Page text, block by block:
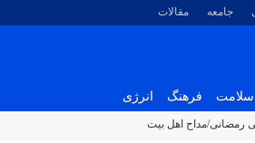
جامعه مقالات
سلامت فرهنگ انرژی
رمضانی/مداح اهل بیت